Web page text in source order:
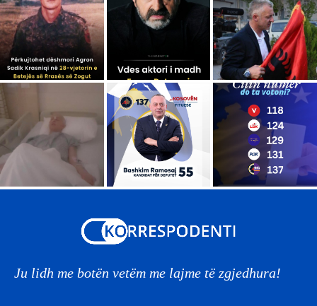
Ju lidh me botën vetëm me lajme të zgjedhura!